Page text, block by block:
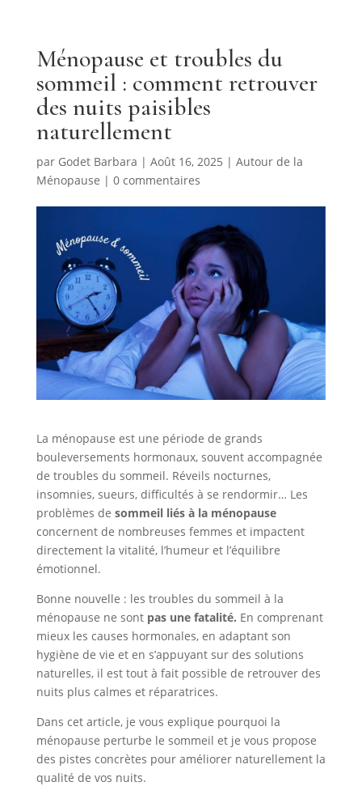
Ménopause et troubles du
sommeil : comment retrouver
des nuits paisibles
naturellement
par Godet Barbara | Août 16, 2025 | Autour de la
Ménopause | 0 commentaires
La ménopause est une période de grands
bouleversements hormonaux, souvent accompagnée
de troubles du sommeil. Réveils nocturnes,
insomnies, sueurs, difficultés à se rendormir… Les
problèmes de sommeil liés à la ménopause
concernent de nombreuses femmes et impactent
directement la vitalité, l’humeur et l’équilibre
émotionnel.
Bonne nouvelle : les troubles du sommeil à la
ménopause ne sont pas une fatalité. En comprenant
mieux les causes hormonales, en adaptant son
hygiène de vie et en s’appuyant sur des solutions
naturelles, il est tout à fait possible de retrouver des
nuits plus calmes et réparatrices.
Dans cet article, je vous explique pourquoi la
ménopause perturbe le sommeil et je vous propose
des pistes concrètes pour améliorer naturellement la
qualité de vos nuits.